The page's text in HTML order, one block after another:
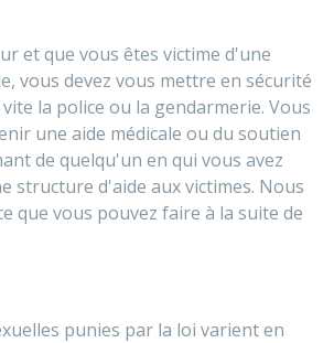
et que vous êtes victime d'une
vous devez vous mettre en sécurité
la police ou la gendarmerie. Vous
une aide médicale ou du soutien
de quelqu'un en qui vous avez
structure d'aide aux victimes. Nous
que vous pouvez faire à la suite de
punies par la loi varient en